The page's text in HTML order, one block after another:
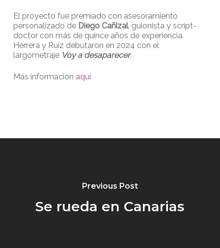
El proyecto fue premiado con asesoramiento
personalizado de Diego Cañizal, guionista y script-
doctor con más de quince años de experiencia.
Herrera y Ruiz debutaron en 2024 con el
largometraje Voy a desaparecer.
Más información aquí
Previous Post
Se rueda en Canarias